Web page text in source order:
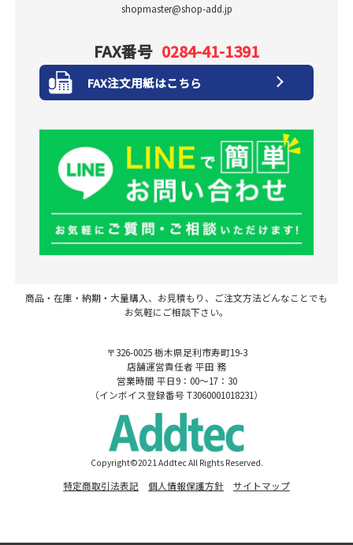
shopmaster@shop-add.jp
FAX番号 0284-41-1391
FAX注文用紙はこちら
商品・在庫・納期・大量購入、お見積もり、ご注文方法どんなことでも
お気軽にご相談下さい。
〒326-0025 栃木県足利市寿町19-3
店舗運営責任者 平田 務
営業時間 平日9：00～17：30
（インボイス登録番号 T3060001018231）
Copyright©2021 Addtec All Rights Reserved.
特定商取引法表記 個人情報保護方針 サイトマップ